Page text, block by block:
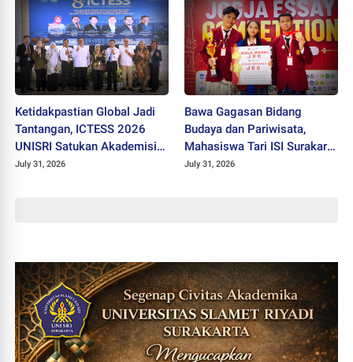
Ketidakpastian Global Jadi
Tantangan, ICTESS 2026
UNISRI Satukan Akademisi 5
Negara Demi Solusi Lintas
July 31, 2026
Bawa Gagasan Bidang
Budaya dan Pariwisata,
Mahasiswa Tari ISI Surakarta
Raih Medali Emas JEC 2026
July 31, 2026